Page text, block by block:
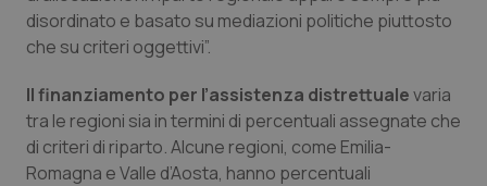
disordinato e basato su mediazioni politiche piuttosto
che su criteri oggettivi”.
Il finanziamento per l’assistenza distrettualevaria
tra le regioni sia in termini di percentuali assegnate che
di criteri di riparto. Alcune regioni, come Emilia-
Romagna e Valle d’Aosta, hanno percentuali